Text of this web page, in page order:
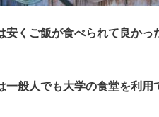
くご飯が食べられて良かっ
一般人でも大学の食堂を利用